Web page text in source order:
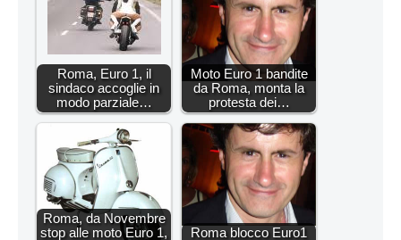
Roma, Euro 1, il
sindaco accoglie in
modo parziale…
Moto Euro 1 bandite
da Roma, monta la
protesta dei…
Roma, da Novembre
stop alle moto Euro 1,
Roma blocco Euro1